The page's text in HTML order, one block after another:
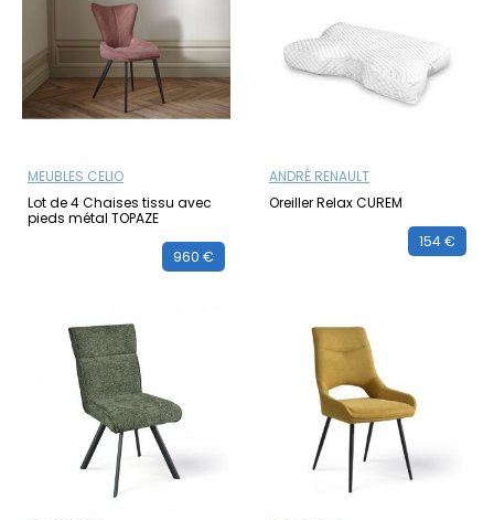
MEUBLES CELIO
Lot de 4 Chaises tissu avec
pieds métal TOPAZE
960 €
ANDRÉ RENAULT
Oreiller Relax CUREM
154 €